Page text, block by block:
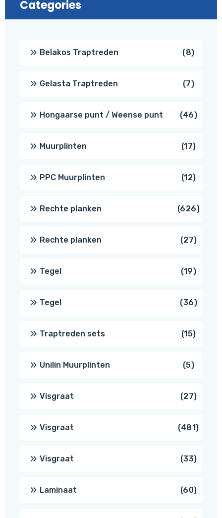
Categories
Belakos Traptreden 88
Gelasta Traptreden 77
Hongaarse punt / Weense punt 4646
Muurplinten 1717
PPC Muurplinten 1212
Rechte planken 626626
Rechte planken 2727
Tegel 1919
Tegel 3636
Traptreden sets 1515
Unilin Muurplinten 55
Visgraat 2727
Visgraat 481481
Visgraat 3333
Laminaat 6060